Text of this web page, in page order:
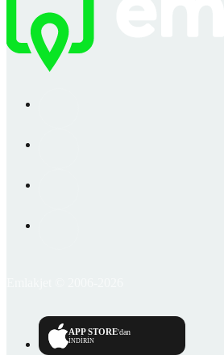
APP STORE'dan
İNDİRİN